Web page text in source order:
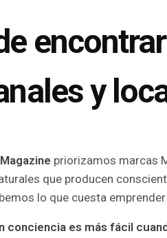
y
priorizamos marcas
que producen
lo que cuesta
conciencia es más fácil